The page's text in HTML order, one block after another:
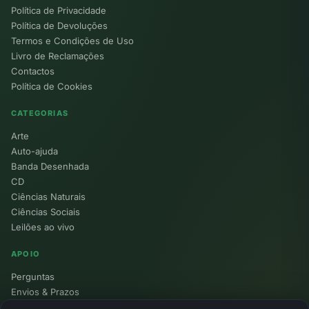
Política de Privacidade
Política de Devoluções
Termos e Condições de Uso
Livro de Reclamações
Contactos
Política de Cookies
CATEGORIAS
Arte
Auto-ajuda
Banda Desenhada
CD
Ciências Naturais
Ciências Sociais
Leilões ao vivo
APOIO
Perguntas
Envios & Prazos